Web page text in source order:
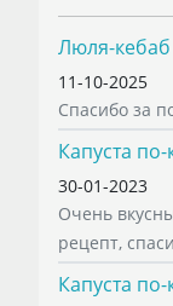
Люля-
11-10-2025
Спасибо за
Капуста
30-01-2023
Очень
рецепт,
Капуста